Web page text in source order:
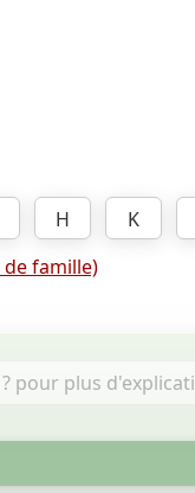
H K
famille)